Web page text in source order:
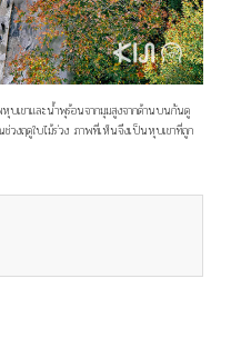
บเขาและน้ำพุร้อนจากมุมสูงจากด้านบนกันดู
วงฤดูใบไม้ร่วง ภาพที่เห็นจึงเป็นหุบเขาที่ถูก